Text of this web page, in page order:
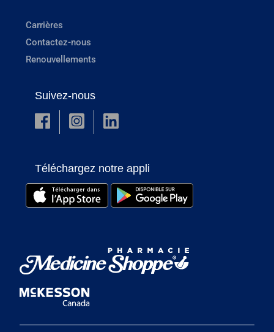
Carrières
Contactez-nous
Renouvellements
Suivez-nous
Téléchargez notre appli